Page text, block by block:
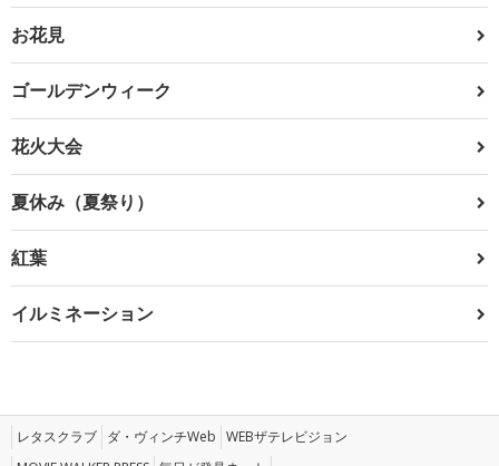
お花見
ゴールデンウィーク
花火大会
夏休み（夏祭り）
紅葉
イルミネーション
レタスクラブ ダ・ヴィンチWeb WEBザテレビジョン